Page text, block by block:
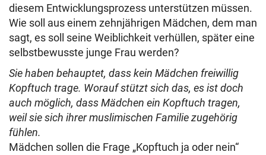
diesem Entwicklungsprozess unterstützen müssen.
Wie soll aus einem zehnjährigen Mädchen, dem man
sagt, es soll seine Weiblichkeit verhüllen, später eine
selbstbewusste junge Frau werden?
Sie haben behauptet, dass kein Mädchen freiwillig
Kopftuch trage. Worauf stützt sich das, es ist doch
auch möglich, dass Mädchen ein Kopftuch tragen,
weil sie sich ihrer muslimischen Familie zugehörig
fühlen.
Mädchen sollen die Frage „Kopftuch ja oder nein“